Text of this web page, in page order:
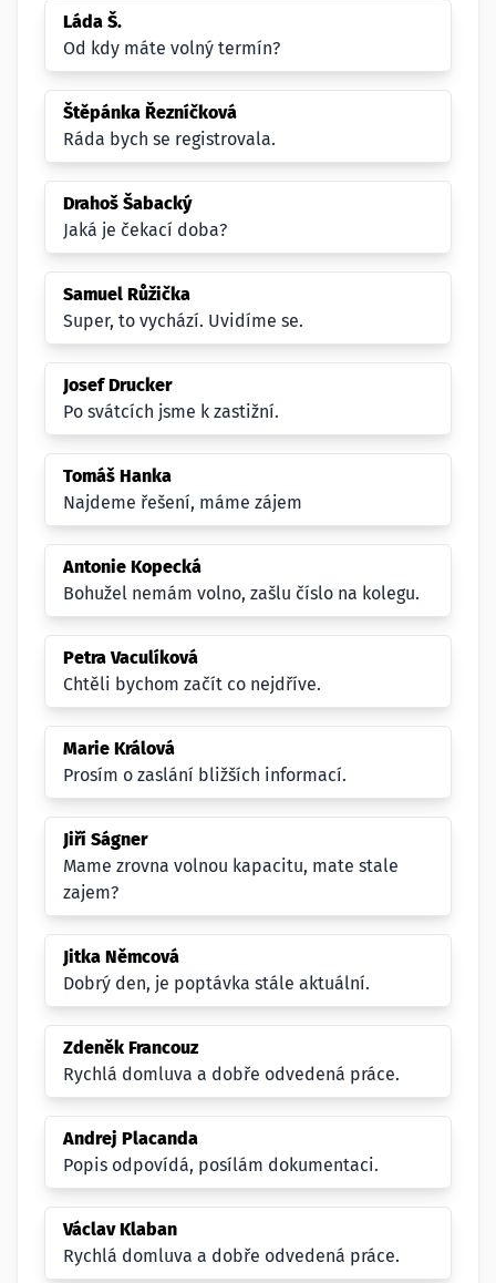
Láda Š.
Od kdy máte volný termín?
Štěpánka Řezníčková
Ráda bych se registrovala.
Drahoš Šabacký
Jaká je čekací doba?
Samuel Růžička
Super, to vychází. Uvidíme se.
Josef Drucker
Po svátcích jsme k zastižní.
Tomáš Hanka
Najdeme řešení, máme zájem
Antonie Kopecká
Bohužel nemám volno, zašlu číslo na kolegu.
Petra Vaculíková
Chtěli bychom začít co nejdříve.
Marie Králová
Prosím o zaslání bližších informací.
Jiří Ságner
Mame zrovna volnou kapacitu, mate stale
zajem?
Jitka Němcová
Dobrý den, je poptávka stále aktuální.
Zdeněk Francouz
Rychlá domluva a dobře odvedená práce.
Andrej Placanda
Popis odpovídá, posílám dokumentaci.
Václav Klaban
Rychlá domluva a dobře odvedená práce.